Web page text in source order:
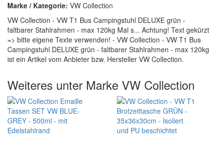
Marke / Kategorie: VW Collection
VW Collection - VW T1 Bus Campingstuhl DELUXE grün -
faltbarer Stahlrahmen - max 120kg Mal s... Achtung! Text gekürzt
=> bitte eigene Texte verwenden! - VW Collection - VW T1 Bus
Campingstuhl DELUXE grün - faltbarer Stahlrahmen - max 120kg
ist ein Artikel vom Anbieter bzw. Hersteller VW Collection.
Weiteres unter Marke VW Collection